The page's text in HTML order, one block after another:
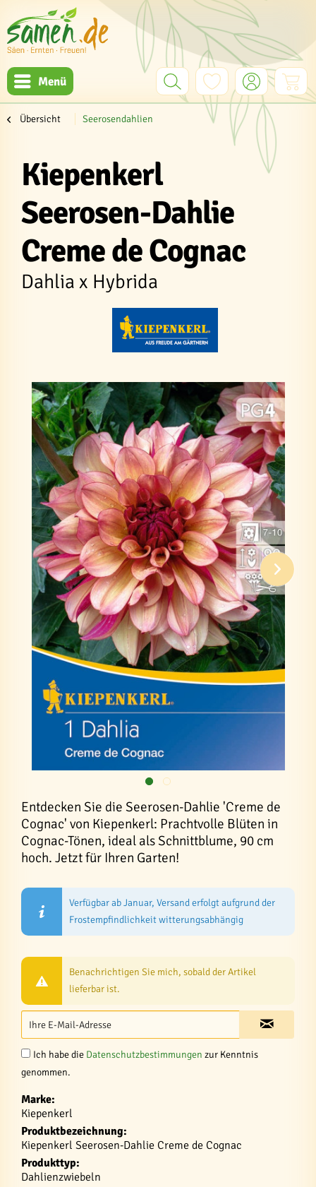
Menü
Übersicht Seerosendahlien
Kiepenkerl
Seerosen-Dahlie
Creme de Cognac
Dahlia x Hybrida
Entdecken Sie die Seerosen-Dahlie 'Creme de
Cognac' von Kiepenkerl: Prachtvolle Blüten in
Cognac-Tönen, ideal als Schnittblume, 90 cm
hoch. Jetzt für Ihren Garten!
Verfügbar ab Januar, Versand erfolgt aufgrund der
Frostempfindlichkeit witterungsabhängig
Benachrichtigen Sie mich, sobald der Artikel
lieferbar ist.
Ich habe die Datenschutzbestimmungen zur Kenntnis
genommen.
Marke:
Kiepenkerl
Produktbezeichnung:
Kiepenkerl Seerosen-Dahlie Creme de Cognac
Produkttyp:
Dahlienzwiebeln